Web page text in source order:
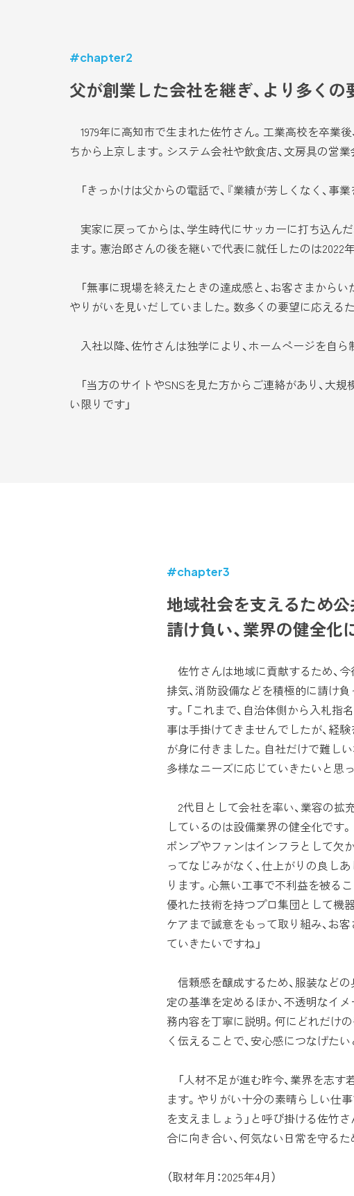
#chapter2
父が創業した会社を継ぎ、より多く
1979年に高知市で生まれた佐竹さん。工業高校を卒業
ちから上京します。システム会社や飲食店、文房具の営
「きっかけは父からの電話で、『業績が芳しくなく、事
実家に戻ってからは、学生時代にサッカーに打ち込ん
ます。憲治郎さんの後を継いで代表に就任したのは2022
「無事に現場を終えたときの達成感と、お客さまから
やりがいを見いだしていました。数多くの要望に応える
入社以降、佐竹さんは独学により、ホームページを自
「当方のサイトやSNSを見た方からご連絡があり、大
い限りです」
#chapter3
地域社会を支えるため
請け負い、業界の健全化
佐竹さんは地域に貢献するため、
排気、消防設備などを積極的に請け
す。「これまで、自治体側から入札指
事は手掛けてきませんでしたが、経
が身に付きました。自社だけで難し
多様なニーズに応じていきたいと思
2代目として会社を率い、業容の拡
しているのは設備業界の健全化です
ポンプやファンはインフラとして欠
ってなじみがなく、仕上がりの良し
ります。心無い工事で不利益を被る
優れた技術を持つプロ集団として機
ケアまで誠意をもって取り組み、お
ていきたいですね」
信頼感を醸成するため、服装など
定の基準を定めるほか、不透明なイ
務内容を丁寧に説明。何にどれだけ
く伝えることで、安心感につなげたい
「人材不足が進む昨今、業界を志
ます。やりがい十分の素晴らしい仕
を支えましょう」と呼び掛ける佐竹
合に向き合い、何気ない日常を守るた
（取材年月：2025年4月）